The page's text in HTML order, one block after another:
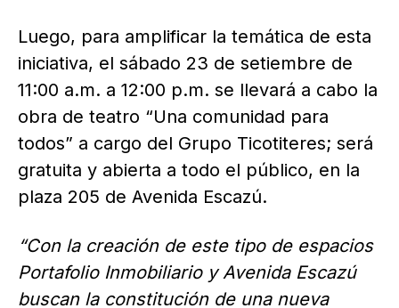
Luego, para amplificar la temática de esta
iniciativa, el sábado 23 de setiembre de
11:00 a.m. a 12:00 p.m. se llevará a cabo la
obra de teatro “Una comunidad para
todos” a cargo del Grupo Ticotiteres; será
gratuita y abierta a todo el público, en la
plaza 205 de Avenida Escazú.
“Con la creación de este tipo de espacios
Portafolio Inmobiliario y Avenida Escazú
buscan la constitución de una nueva